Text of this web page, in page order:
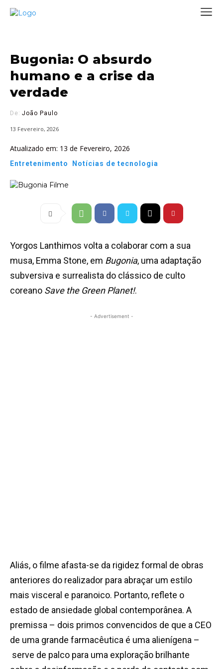
Bugonia: O absurdo
humano e a crise da
verdade
De: João Paulo
13 Fevereiro, 2026
Atualizado em: 13 de Fevereiro, 2026
Entretenimento Notícias de tecnologia
Yorgos Lanthimos volta a colaborar com a sua
musa, Emma Stone, em Bugonia, uma adaptação
subversiva e surrealista do clássico de culto
coreano Save the Green Planet!.
- Advertisement -
Aliás, o filme afasta-se da rigidez formal de obras
anteriores do realizador para abraçar um estilo
mais visceral e paranoico. Portanto, reflete o
estado de ansiedade global contemporânea. A
premissa – dois primos convencidos de que a CEO
de uma grande farmacêutica é uma alienígena –
serve de palco para uma exploração brilhante